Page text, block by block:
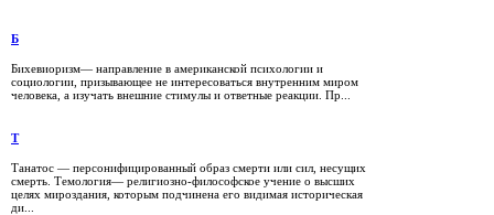
Б
Бихевиоризм— направление в американской психологии и
социологии, призывающее не интересоваться внутренним миром
человека, а изучать внешние стимулы и ответные реакции. Пр...
Т
Танатос — персонифицированный образ смерти или сил, несущих
смерть. Темология— религиозно-философское учение о высших
целях мироздания, которым подчинена его видимая историческая
ди...